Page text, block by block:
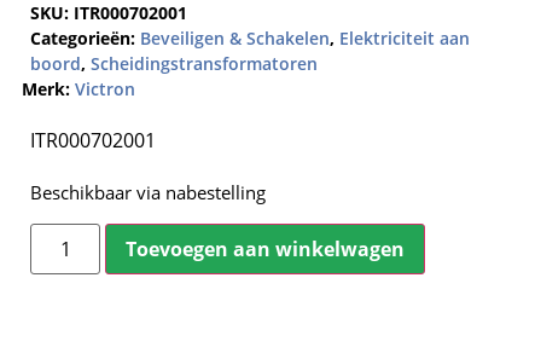
SKU: ITR000702001
Categorieën: Beveiligen & Schakelen, Elektriciteit aan
boord, Scheidingstransformatoren
Merk: Victron
ITR000702001
Beschikbaar via nabestelling
Toevoegen aan winkelwagen